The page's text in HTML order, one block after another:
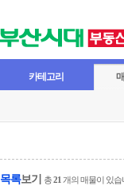
카테고리
목록보기 총21 개의 매물이 있습